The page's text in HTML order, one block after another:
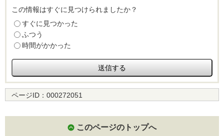
この情報はすぐに見つけられましたか？
すぐに見つかった
ふつう
時間がかかった
ページID： 000272051
このページのトップへ